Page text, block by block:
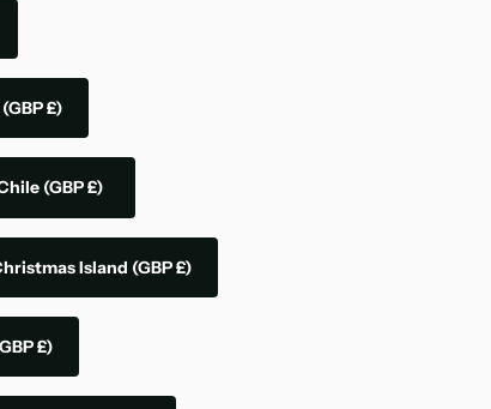
(GBP £)
(GBP £)
Island (GBP £)
£)